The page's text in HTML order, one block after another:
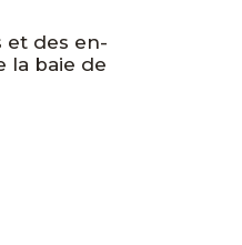
et des en-
la baie de